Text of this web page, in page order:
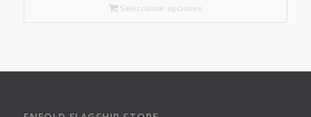
Seleccionar opciones